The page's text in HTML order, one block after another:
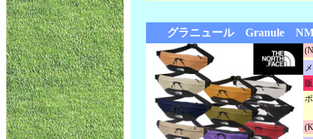
グラニュール Granule